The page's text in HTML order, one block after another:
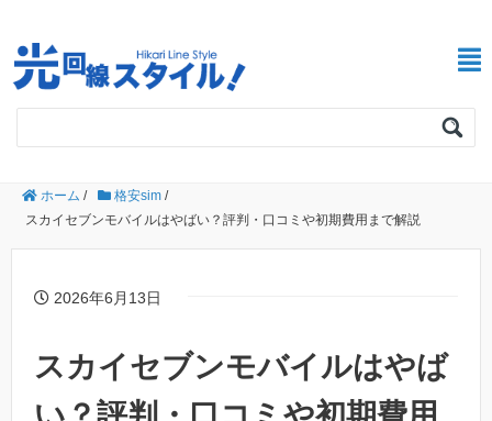
ホーム / 格安sim /
スカイセブンモバイルはやばい？評判・口コミや初期費用まで解説
2026年6月13日
スカイセブンモバイルはやば